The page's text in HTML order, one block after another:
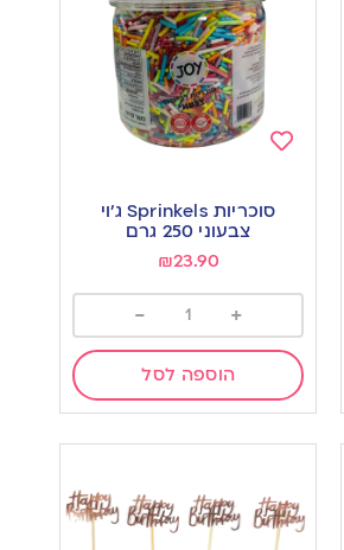
wishlist
סוכריות Sprinkels ג’וי
צבעוני 250 גרם
₪23.90
+
-
הוספה לסל